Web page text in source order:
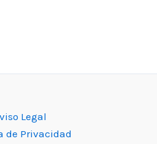
Legal
de Privacidad